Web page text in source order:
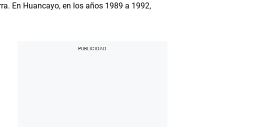
En Huancayo, en los años 1989 a 1992,